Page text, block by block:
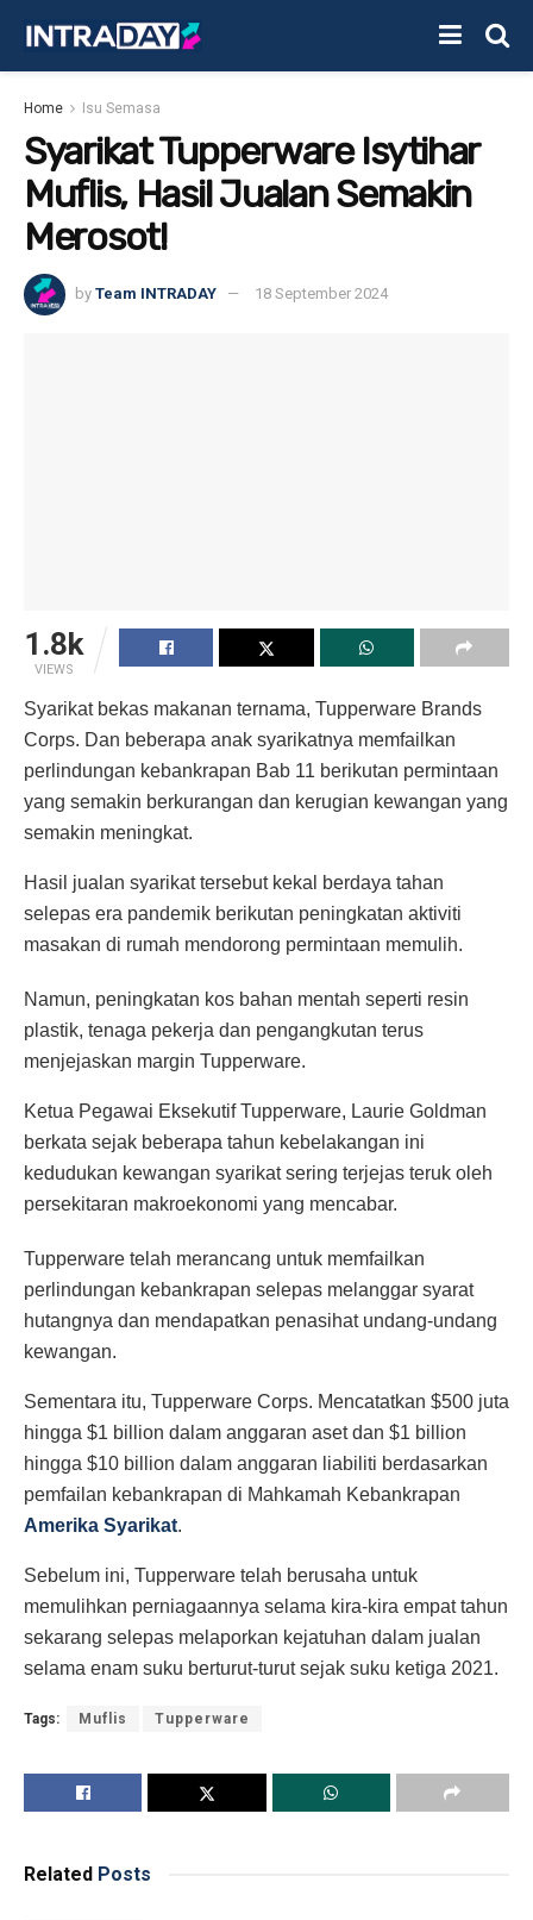
Home Isu Semasa
Syarikat Tupperware Isytihar
Muflis, Hasil Jualan Semakin
Merosot!
by Team INTRADAY 18 September 2024
1.8k
VIEWS
Syarikat bekas makanan ternama, Tupperware Brands
Corps. Dan beberapa anak syarikatnya memfailkan
perlindungan kebankrapan Bab 11 berikutan permintaan
yang semakin berkurangan dan kerugian kewangan yang
semakin meningkat.
Hasil jualan syarikat tersebut kekal berdaya tahan
selepas era pandemik berikutan peningkatan aktiviti
masakan di rumah mendorong permintaan memulih.
Namun, peningkatan kos bahan mentah seperti resin
plastik, tenaga pekerja dan pengangkutan terus
menjejaskan margin Tupperware.
Ketua Pegawai Eksekutif Tupperware, Laurie Goldman
berkata sejak beberapa tahun kebelakangan ini
kedudukan kewangan syarikat sering terjejas teruk oleh
persekitaran makroekonomi yang mencabar.
Tupperware telah merancang untuk memfailkan
perlindungan kebankrapan selepas melanggar syarat
hutangnya dan mendapatkan penasihat undang-undang
kewangan.
Sementara itu, Tupperware Corps. Mencatatkan $500 juta
hingga $1 billion dalam anggaran aset dan $1 billion
hingga $10 billion dalam anggaran liabiliti berdasarkan
pemfailan kebankrapan di Mahkamah Kebankrapan
Amerika Syarikat.
Sebelum ini, Tupperware telah berusaha untuk
memulihkan perniagaannya selama kira-kira empat tahun
sekarang selepas melaporkan kejatuhan dalam jualan
selama enam suku berturut-turut sejak suku ketiga 2021.
Tags: Muflis Tupperware
Related Posts